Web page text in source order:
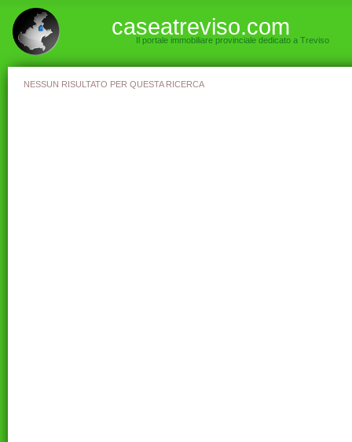
caseatreviso.com
Il portale immobiliare provinciale dedicato a Treviso
NESSUN RISULTATO PER QUESTA RICERCA